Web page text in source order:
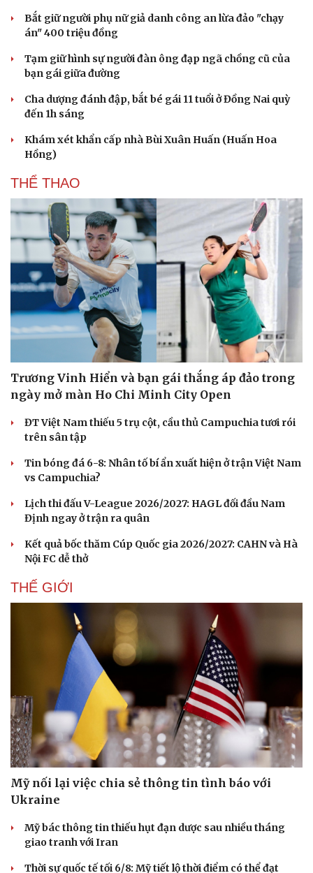
Văn hóa
Sân khấu - Điện ảnh
Văn học
Âm nhạc
Di sản
Nghệ sĩ
Thời trang
Sao Việt
Bắt giữ người phụ nữ giả danh công an lừa đảo "chạy
án" 400 triệu đồng
Tạm giữ hình sự người đàn ông đạp ngã chồng cũ của
bạn gái giữa đường
Cha dượng đánh đập, bắt bé gái 11 tuổi ở Đồng Nai quỳ
đến 1h sáng
Khám xét khẩn cấp nhà Bùi Xuân Huấn (Huấn Hoa
Hồng)
THỂ THAO
Trương Vinh Hiển và bạn gái thắng áp đảo trong
ngày mở màn Ho Chi Minh City Open
ĐT Việt Nam thiếu 5 trụ cột, cầu thủ Campuchia tươi rói
trên sân tập
Tin bóng đá 6-8: Nhân tố bí ẩn xuất hiện ở trận Việt Nam
vs Campuchia?
Lịch thi đấu V-League 2026/2027: HAGL đối đầu Nam
Định ngay ở trận ra quân
Kết quả bốc thăm Cúp Quốc gia 2026/2027: CAHN và Hà
Nội FC dễ thở
THẾ GIỚI
Mỹ nối lại việc chia sẻ thông tin tình báo với
Ukraine
Mỹ bác thông tin thiếu hụt đạn dược sau nhiều tháng
giao tranh với Iran
Thời sự quốc tế tối 6/8: Mỹ tiết lộ thời điểm có thể đạt